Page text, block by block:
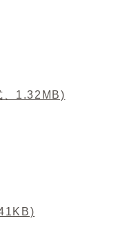
、1.32MB)